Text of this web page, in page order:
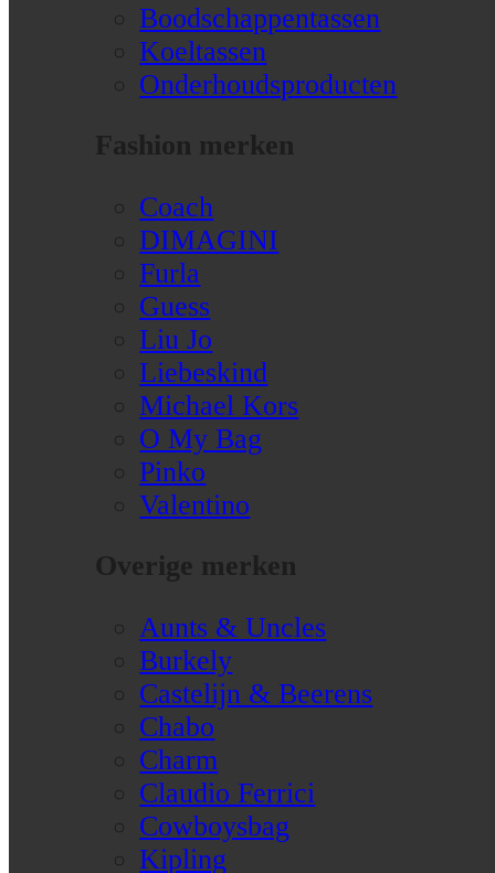
Boodschappentassen
Koeltassen
Onderhoudsproducten
Fashion merken
Coach
DIMAGINI
Furla
Guess
Liu Jo
Liebeskind
Michael Kors
O My Bag
Pinko
Valentino
Overige merken
Aunts & Uncles
Burkely
Castelijn & Beerens
Chabo
Charm
Claudio Ferrici
Cowboysbag
Kipling